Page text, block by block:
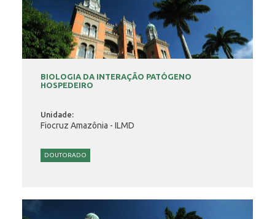
BIOLOGIA DA INTERAÇÃO PATÓGENO
HOSPEDEIRO
Unidade:
Fiocruz Amazônia - ILMD
DOUTORADO